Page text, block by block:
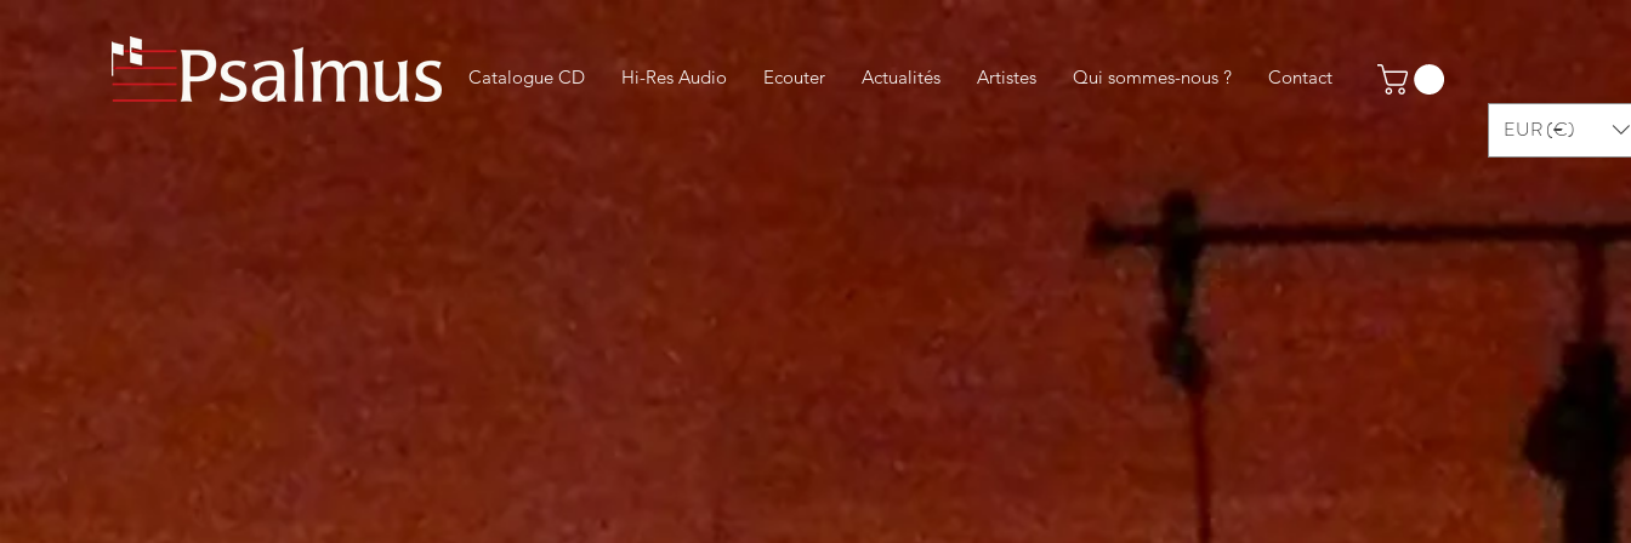
Catalogue CD Hi-Res Audio Ecouter Actualités Artistes Qui sommes-nous ? Contact
EUR (€)